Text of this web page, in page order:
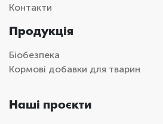
Контакти
Продукція
Біобезпека
Кормові добавки для тварин
Наші проєкти